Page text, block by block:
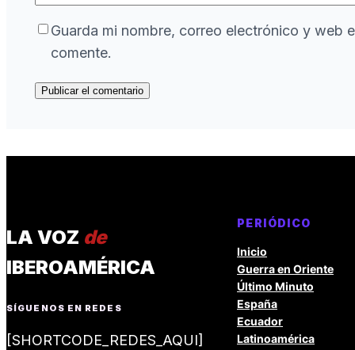
Guarda mi nombre, correo electrónico y web
comente.
LA VOZ de
IBEROAMÉRICA
SÍGUENOS EN REDES
[SHORTCODE_REDES_AQUI]
PERIÓDICO
Inicio
Guerra en Oriente
Último Minuto
España
Ecuador
Latinoamérica